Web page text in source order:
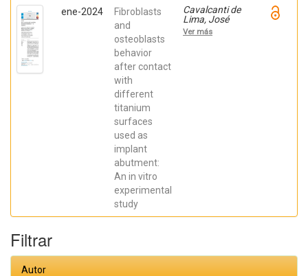
ene-2024
Fibroblasts
and
osteoblasts
behavior
after contact
with
different
titanium
surfaces
used as
implant
abutment:
An in vitro
experimental
study
Cavalcanti de
Lima, José
Henrique;
Robbs ,
Ver más
Filtrar
Autor